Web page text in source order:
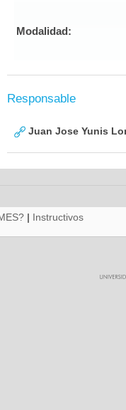
Modalidad:
Responsable
Juan Jose Yunis
| Instructivos